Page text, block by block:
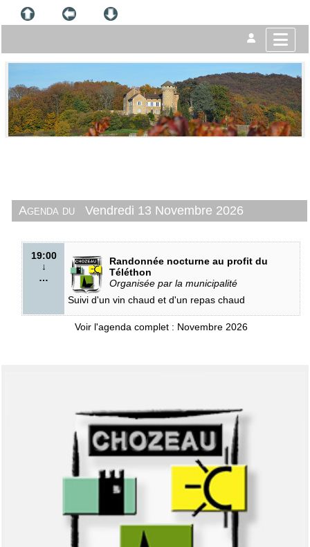
Agenda du Vendredi 13 Novembre 2026
19:00
↓
…
Randonnée nocturne au profit du
Téléthon
Organisée par la municipalité
Suivi d'un vin chaud et d'un repas chaud
Voir l'agenda complet : Novembre 2026